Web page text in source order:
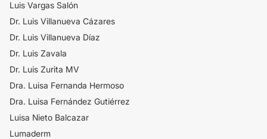
Luis Vargas Salón
Dr. Luis Villanueva Cázares
Dr. Luis Villanueva Díaz
Dr. Luis Zavala
Dr. Luis Zurita MV
Dra. Luisa Fernanda Hermoso
Dra. Luisa Fernández Gutiérrez
Luisa Nieto Balcazar
Lumaderm